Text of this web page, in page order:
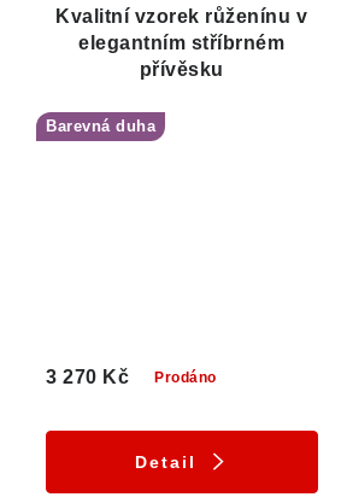
Kvalitní vzorek růženínu v
elegantním stříbrném
přívěsku
Barevná duha
Prodáno
3 270 Kč
Detail